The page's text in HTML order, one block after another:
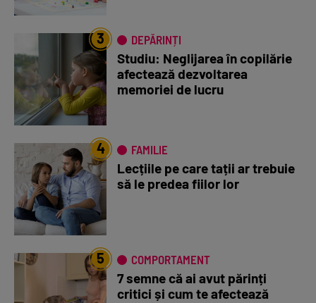
3 DEPĂRINȚI
Studiu: Neglijarea în copilărie
afectează dezvoltarea
memoriei de lucru
4 FAMILIE
Lecțiile pe care tații ar trebuie
să le predea fiilor lor
5 COMPORTAMENT
7 semne că ai avut părinți
critici și cum te afectează